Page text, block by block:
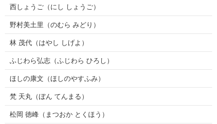
西しょうご（にし しょうご）
野村美土里（のむら みどり）
林 茂代（はやし しげよ）
ふじわら弘志（ふじわら ひろし）
ほしの康文（ほしのやすふみ）
梵 天丸（ぼん てんまる）
松岡 徳峰（まつおか とくほう）